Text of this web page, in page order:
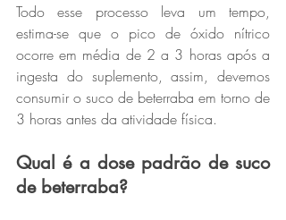
Todo esse processo leva um tempo,
estima-se que o pico de óxido nítrico
ocorre em média de 2 a 3 horas após a
ingesta do suplemento, assim, devemos
consumir o suco de beterraba em torno de
3 horas antes da atividade física.
Qual é a dose padrão de suco
de beterraba?